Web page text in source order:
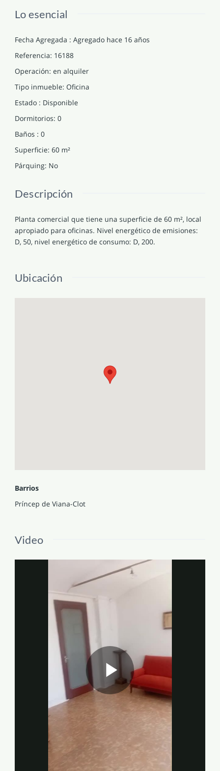
Lo esencial
Fecha Agregada : Agregado hace 16 años
Referencia: 16188
Operación: en alquiler
Tipo inmueble: Oficina
Estado : Disponible
Dormitorios: 0
Baños : 0
Superficie: 60 m²
Párquing: No
Descripción
Planta comercial que tiene una superficie de 60 m², local
apropiado para oficinas. Nivel energético de emisiones:
D, 50, nivel energético de consumo: D, 200.
Ubicación
Barrios
Príncep de Viana-Clot
Video